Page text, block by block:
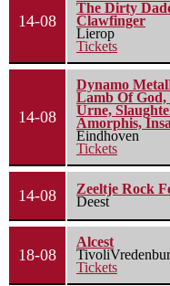
14-08
The Dirty
Clawfinger
Lierop
Tickets
14-08
Dynamo
Lamb Of God,
Urne,
Amorphis,
Eindhoven
Tickets
14-08
Zeeltje Rock
Deest
18-08
Alcest
Tickets